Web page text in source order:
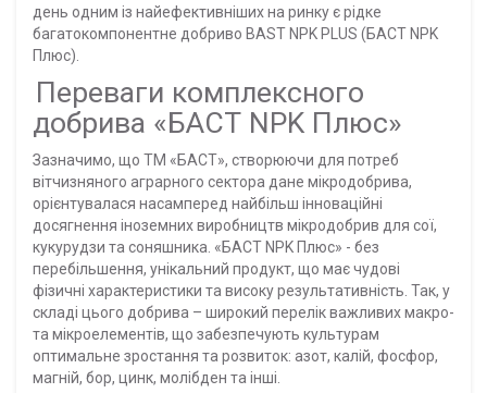
день одним із найефективніших на ринку є рідке
багатокомпонентне добриво BAST NPK PLUS (БАСТ NPK
Плюс).
Переваги комплексного
добрива «БАСТ NPK Плюс»
Зазначимо, що ТМ «БАСТ», створюючи для потреб
вітчизняного аграрного сектора дане мікродобрива,
орієнтувалася насамперед найбільш інноваційні
досягнення іноземних виробництв мікродобрив для сої,
кукурудзи та соняшника. «БАСТ NPK Плюс» - без
перебільшення, унікальний продукт, що має чудові
фізичні характеристики та високу результативність. Так, у
складі цього добрива – широкий перелік важливих макро-
та мікроелементів, що забезпечують культурам
оптимальне зростання та розвиток: азот, калій, фосфор,
магній, бор, цинк, молібден та інші.